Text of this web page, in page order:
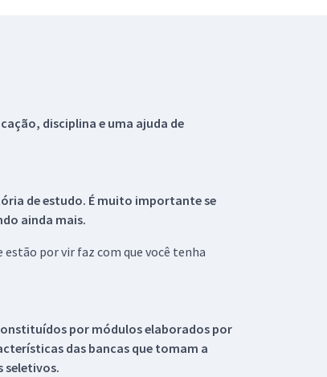
disciplina e uma ajuda de
de estudo. É muito importante se
ainda mais.
por vir faz com que você tenha
por módulos elaborados por
das bancas que tomam a
seletivos.